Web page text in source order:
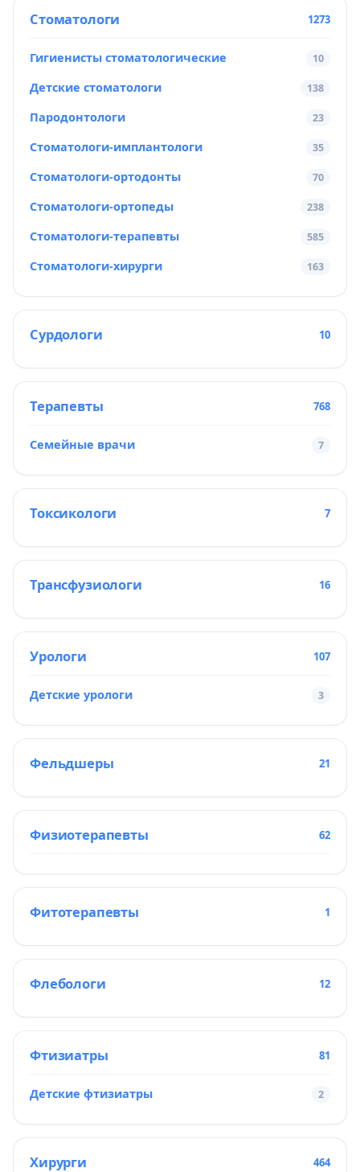
Стоматологи 1273
Гигиенисты стоматологические 10
Детские стоматологи 138
Пародонтологи 23
Стоматологи-имплантологи 35
Стоматологи-ортодонты 70
Стоматологи-ортопеды 238
Стоматологи-терапевты 585
Стоматологи-хирурги 163
Сурдологи 10
Терапевты 768
Семейные врачи 7
Токсикологи 7
Трансфузиологи 16
Урологи 107
Детские урологи 3
Фельдшеры 21
Физиотерапевты 62
Фитотерапевты 1
Флебологи 12
Фтизиатры 81
Детские фтизиатры 2
Хирурги 464